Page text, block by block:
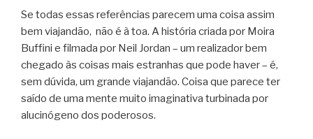
Se todas essas referências parecem uma coisa assim
bem viajandão, não é à toa. A história criada por Moira
Buffini e filmada por Neil Jordan – um realizador bem
chegado às coisas mais estranhas que pode haver – é,
sem dúvida, um grande viajandão. Coisa que parece ter
saído de uma mente muito imaginativa turbinada por
alucinógeno dos poderosos.